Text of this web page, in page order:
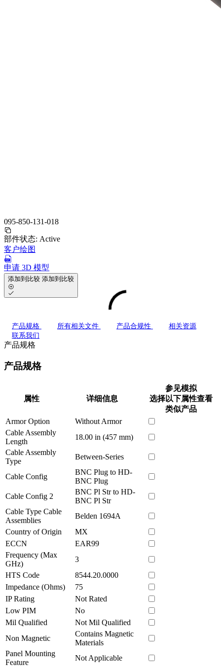
095-850-131-018
部件状态: Active
客户绘图
申请 3D 模型
添加到比较 添加到比较
产品规格 所有相关文件 产品合规性
相关资源
联系我们
产品规格
产品规格
属性 详细信息
参见模拟
选择以下属性查看
类似产品
Armor Option
Without Armor
Cable Assembly
Length
18.00 in (457 mm)
Cable Assembly
Type
Between-Series
Cable Config
BNC Plug to HD-
BNC Plug
Cable Config 2
BNC Pl Str to HD-
BNC Pl Str
Cable Type Cable
Assemblies
Belden 1694A
Country of Origin
MX
ECCN
EAR99
Frequency (Max
GHz)
3
HTS Code
8544.20.0000
Impedance (Ohms)
75
IP Rating
Not Rated
Low PIM
No
Mil Qualified
Not Mil Qualified
Non Magnetic
Contains Magnetic
Materials
Panel Mounting
Feature
Not Applicable